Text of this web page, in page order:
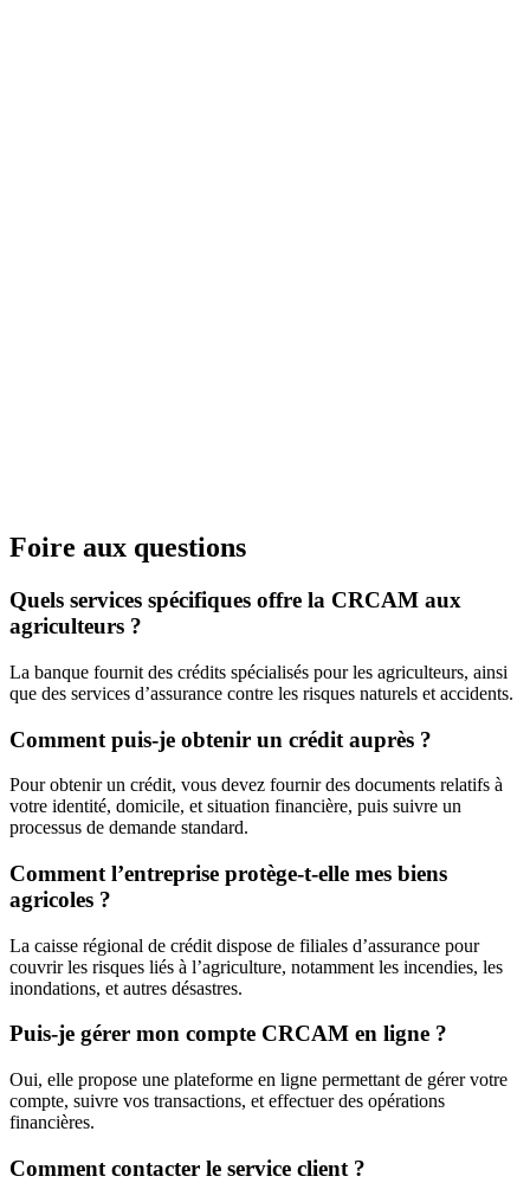
Foire aux questions
Quels services spécifiques offre la CRCAM aux
agriculteurs ?
La banque fournit des crédits spécialisés pour les agriculteurs, ainsi
que des services d’assurance contre les risques naturels et accidents.
Comment puis-je obtenir un crédit auprès ?
Pour obtenir un crédit, vous devez fournir des documents relatifs à
votre identité, domicile, et situation financière, puis suivre un
processus de demande standard.
Comment l’entreprise protège-t-elle mes biens
agricoles ?
La caisse régional de crédit dispose de filiales d’assurance pour
couvrir les risques liés à l’agriculture, notamment les incendies, les
inondations, et autres désastres.
Puis-je gérer mon compte CRCAM en ligne ?
Oui, elle propose une plateforme en ligne permettant de gérer votre
compte, suivre vos transactions, et effectuer des opérations
financières.
Comment contacter le service client ?